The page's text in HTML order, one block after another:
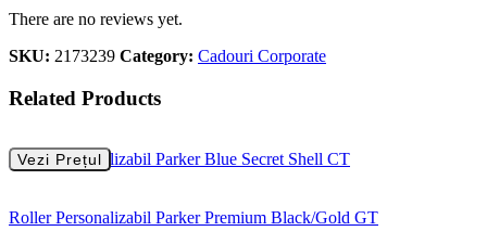
There are no reviews yet.
SKU: 2173239 Category: Cadouri Corporate
Related Products
Roller Personalizabil Parker Blue Secret Shell CT
Vezi Prețul
Roller Personalizabil Parker Premium Black/Gold GT